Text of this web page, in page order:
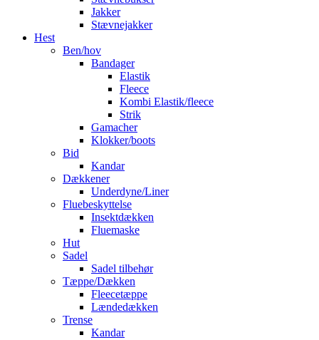
Jakker
Stævnejakker
Hest
Ben/hov
Bandager
Elastik
Fleece
Kombi Elastik/fleece
Strik
Gamacher
Klokker/boots
Bid
Kandar
Dækkener
Underdyne/Liner
Fluebeskyttelse
Insektdækken
Fluemaske
Hut
Sadel
Sadel tilbehør
Tæppe/Dækken
Fleecetæppe
Lændedækken
Trense
Kandar